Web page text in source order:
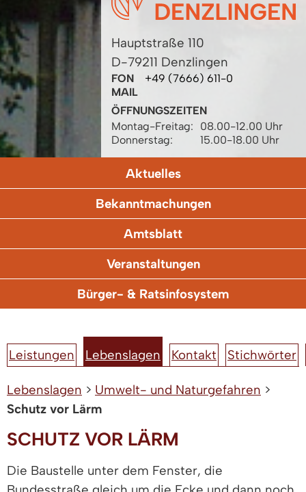
Hauptstraße 110
D-79211 Denzlingen
FON
+49 (7666) 611-0
MAIL
ÖFFNUNGSZEITEN
Montag-Freitag:
08.00-12.00 Uhr
Donnerstag:
15.00-18.00 Uhr
Aktuelles
Bekanntmachungen
Amtsblatt
Veranstaltungen
Bürger- & Ratsinfosystem
Leistungen Lebenslagen Kontakt Stichwörter
Lebenslagen > Umwelt- und Naturgefahren >
Schutz vor Lärm
SCHUTZ VOR LÄRM
Die Baustelle unter dem Fenster, die